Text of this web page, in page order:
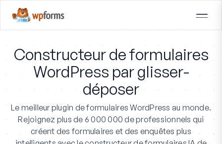
Constructeur de formulaires
WordPress par glisser-
déposer
Le meilleur plugin de formulaires WordPress au monde.
Rejoignez plus de 6 000 000 de professionnels qui
créent des formulaires et des enquêtes plus